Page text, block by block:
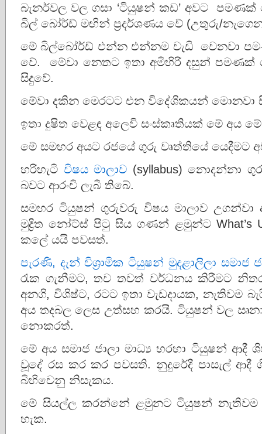
බැනර්වල වල ගසා ‘ටියුෂන් කඩ’ අවට පමණක්
බිල් බෝර්ඩ් මඟින් ප්‍රදර්ශණය වේ (උතුරු/
මේ බිල්බෝර්ඩ් එන්න එන්නම වැඩි වෙනවා
වේ. මේවා නෙතට ඉතා අමිහිරි දසුන් පමණක්
සිදුවේ.
මේවා දකින මෙරටට එන විදේශිකයන් මොනවා
ඉතා දුෂිත වෙළඳ අලෙවි සංස්කෘතියක් මේ අය
මේ සමහර අයට රජයේ ගුරු වෘත්තියේ යෙදීමට
හරිහැටි විෂය මාලාව (syllabus) නොදන්නා
බවට ආරංචි ලැබී තිබේ.
සමහර ටියුෂන් ගුරුවරු විෂය මාලාව
මුද්‍රිත නෝට්ස් පිටු සිය ගණන් ළමුන්ට What’s
කලේ යයි පවසත්.
පැරණි, දැන් විශ්‍රාමික ටියුෂන් මුදළාලිලා සමාජ
රැක ගැනීමට, තව තවත් වර්ධනය කිරීමට
අනගි, විශිෂ්ට, රටට ඉතා වැඩදායක, නැතිවම
අය තදබල ලෙස උත්සහ කරයි. ටියුෂන් වල
නොකරත්.
මේ අය සමාජ ජාලා මාධ්‍ය හරහා ටියුෂන් ආදී
වූදේ රස කර කර පවසති. නුදුරේදී පාසැල් ආදී
බිහිවෙනු නිසැකය.
මේ සියල්ල කරන්නේ ළමුනට ටියුෂන් නැතිවම
හැක.